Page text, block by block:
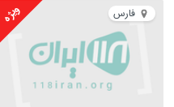
فارس ویژه